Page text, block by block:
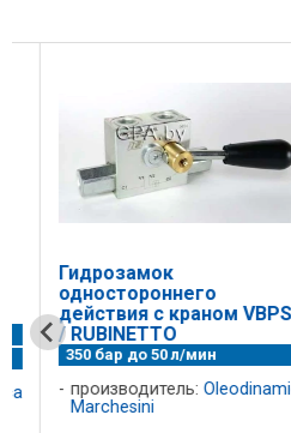
Гидрозамок
одностороннего
действия с краном VBPSE
/ RUBINETTO
350 бар до 50 л/мин
производитель:Oleodinamica
Marchesini